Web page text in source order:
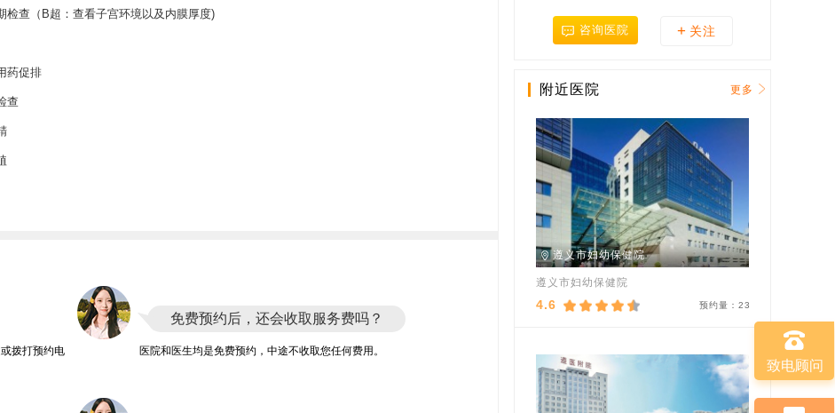
检查（B超：查看子宫环境以及内膜厚度)
药促排
查
拨打预约电
免费预约后，还会收取服务费吗？
医院和医生均是免费预约，中途不收取您任何费用。
咨询医院 + 关注
附近医院 更多
遵义市妇幼保健院
遵义市妇幼保健院
4.6 预约量：23
致电顾问